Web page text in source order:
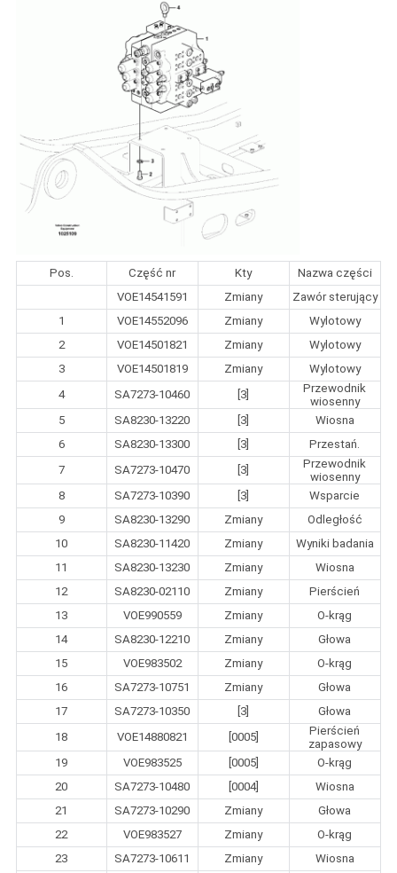
Pos. Część nr Kty
Nazwa części
VOE14541591
Zmiany
Zawór sterujący
1
VOE14552096 Zmiany
Wylotowy
2
VOE14501821 Zmiany
Wylotowy
3
VOE14501819 Zmiany
Wylotowy
4
SA7273-10460 [3]
Przewodnik
wiosenny
5
SA8230-13220 [3]
Wiosna
6
SA8230-13300 [3]
Przestań.
7
SA7273-10470 [3]
Przewodnik
wiosenny
8
SA7273-10390 [3]
Wsparcie
9
SA8230-13290 Zmiany
Odległość
10
SA8230-11420 Zmiany
Wyniki badania
11
SA8230-13230 Zmiany
Wiosna
12
SA8230-02110 Zmiany
Pierścień
13
VOE990559 Zmiany
O-krąg
14
SA8230-12210 Zmiany
Głowa
15
VOE983502 Zmiany
O-krąg
16
SA7273-10751 Zmiany
Głowa
17
SA7273-10350 [3]
Głowa
18
VOE14880821 [0005]
Pierścień
zapasowy
19
VOE983525 [0005]
O-krąg
20
SA7273-10480 [0004]
Wiosna
21
SA7273-10290 Zmiany
Głowa
22
VOE983527 Zmiany
O-krąg
23
SA7273-10611 Zmiany
Wiosna